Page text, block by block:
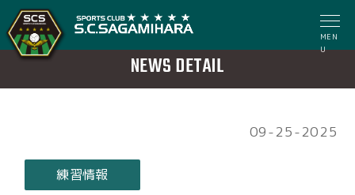
MEN
U
NEWS DETAIL
09-25-2025
練習情報